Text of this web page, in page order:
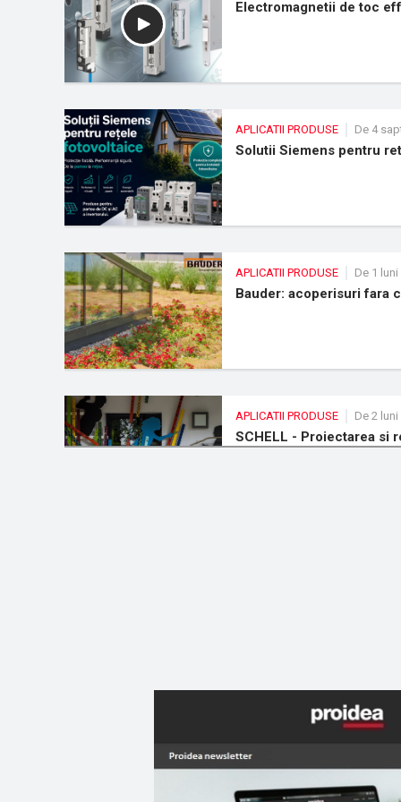
Electromagnetii de toc
APLICATII PRODUSE De 4
Solutii Siemens pentru
APLICATII PRODUSE De 1 luni
Bauder: acoperisuri fara
APLICATII PRODUSE De 2 luni
SCHELL - Proiectarea si